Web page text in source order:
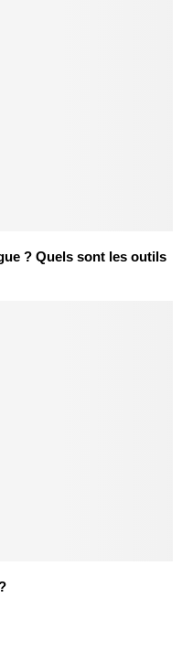
? Quels sont les outils